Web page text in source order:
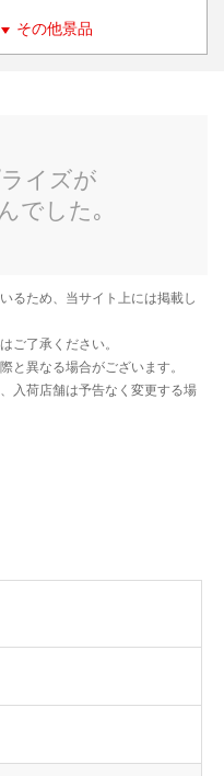
その他景品